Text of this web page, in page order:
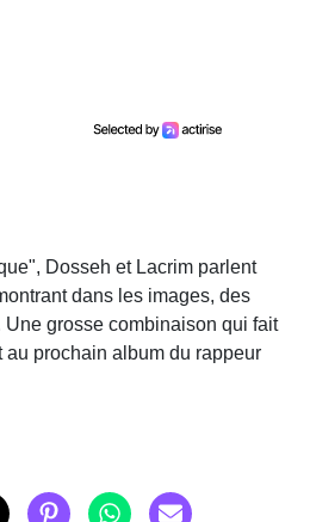
Dosseh et Lacrim parlent
dans les images, des
grosse combinaison qui fait
au prochain album du rappeur